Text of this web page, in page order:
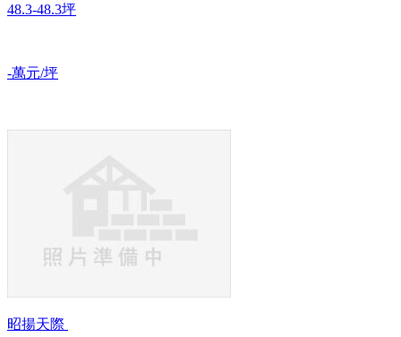
48.3-48.3坪
-萬元/坪
昭揚天際